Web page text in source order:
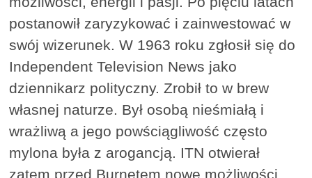
postanowił zaryzykować i zainwestować w
swój wizerunek. W 1963 roku zgłosił się do
Independent Television News jako
dziennikarz polityczny. Zrobił to w brew
własnej naturze. Był osobą nieśmiałą i
wrażliwą a jego powściągliwość często
mylona była z arogancją. ITN otwierał
zatem przed Burnetem nowe możliwości.